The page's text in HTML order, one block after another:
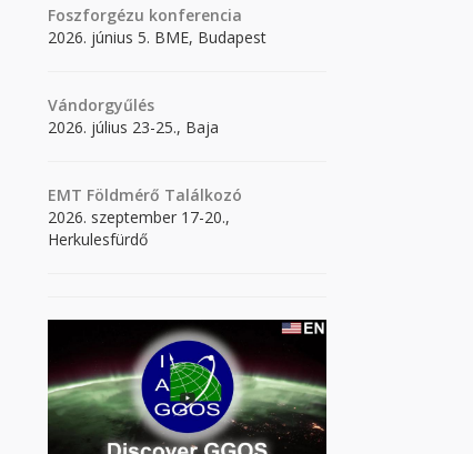
Foszforgézu konferencia
2026. június 5. BME, Budapest
Vándorgyűlés
2026. július 23-25., Baja
EMT Földmérő Találkozó
2026. szeptember 17-20.,
Herkulesfürdő